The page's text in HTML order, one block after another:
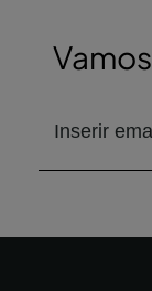
e-mail para